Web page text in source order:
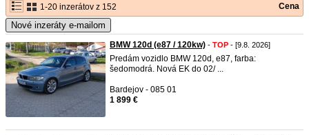
1-20 inzerátov z 152 Cena
Nové inzeráty e-mailom
BMW 120d (e87 / 120kw) - TOP - [9.8. 2026]
Predám vozidlo BMW 120d, e87, farba:
šedomodrá. Nová EK do 02/ ...
Bardejov - 085 01
1 899 €